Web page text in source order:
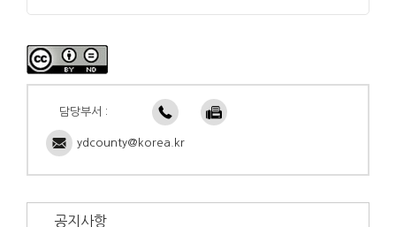
담당부서 :
ydcounty@korea.kr
공지사항